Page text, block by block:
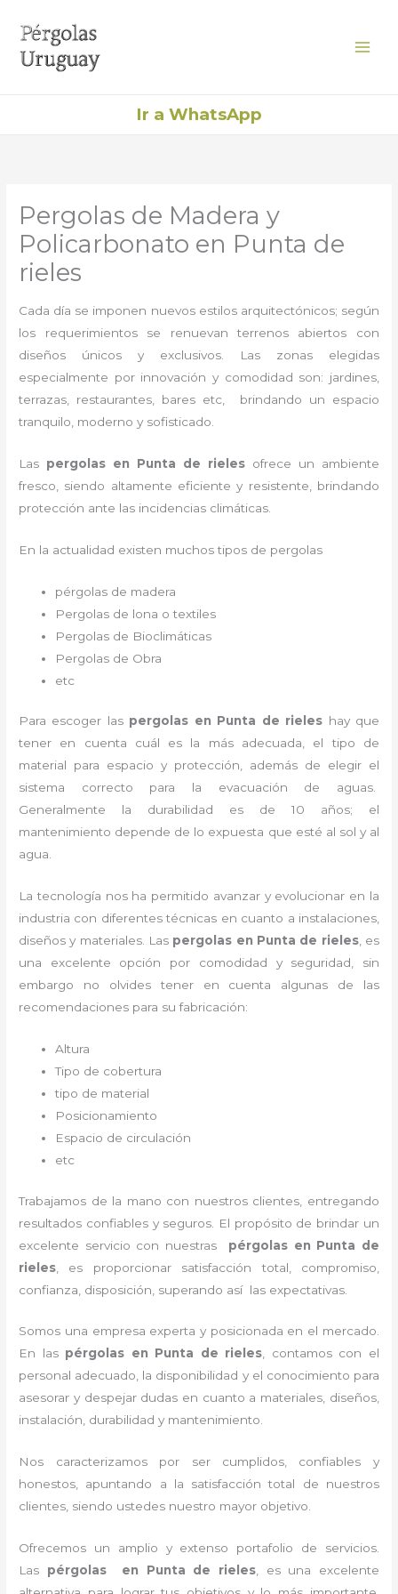
contenido
Ir a WhatsApp
Pergolas de Madera y
Policarbonato en Punta de
rieles
Cada día se imponen nuevos estilos arquitectónicos; según
los requerimientos se renuevan terrenos abiertos con
diseños únicos y exclusivos. Las zonas elegidas
especialmente por innovación y comodidad son: jardines,
terrazas, restaurantes, bares etc, brindando un espacio
tranquilo, moderno y sofisticado.
Las pergolas en Punta de rieles ofrece un ambiente
fresco, siendo altamente eficiente y resistente, brindando
protección ante las incidencias climáticas.
En la actualidad existen muchos tipos de pergolas
pérgolas de madera
Pergolas de lona o textiles
Pergolas de Bioclimáticas
Pergolas de Obra
etc
Para escoger las pergolas en Punta de rieles hay que
tener en cuenta cuál es la más adecuada, el tipo de
material para espacio y protección, además de elegir el
sistema correcto para la evacuación de aguas.
Generalmente la durabilidad es de 10 años; el
mantenimiento depende de lo expuesta que esté al sol y al
agua.
La tecnología nos ha permitido avanzar y evolucionar en la
industria con diferentes técnicas en cuanto a instalaciones,
diseños y materiales. Las pergolas en Punta de rieles, es
una excelente opción por comodidad y seguridad, sin
embargo no olvides tener en cuenta algunas de las
recomendaciones para su fabricación:
Altura
Tipo de cobertura
tipo de material
Posicionamiento
Espacio de circulación
etc
Trabajamos de la mano con nuestros clientes, entregando
resultados confiables y seguros. El propósito de brindar un
excelente servicio con nuestras
pérgolas en Punta de
rieles , es proporcionar satisfacción total, compromiso,
confianza, disposición, superando así las expectativas.
Somos una empresa experta y posicionada en el mercado.
En laspérgolas en Punta de rieles, contamos con el
personal adecuado, la disponibilidad y el conocimiento para
asesorar y despejar dudas en cuanto a materiales, diseños,
instalación, durabilidad y mantenimiento.
Nos caracterizamos por ser cumplidos, confiables y
honestos, apuntando a la satisfacción total de nuestros
clientes, siendo ustedes nuestro mayor objetivo.
Ofrecemos un amplio y extenso portafolio de servicios.
Las pérgolas en Punta de rieles, es una excelente